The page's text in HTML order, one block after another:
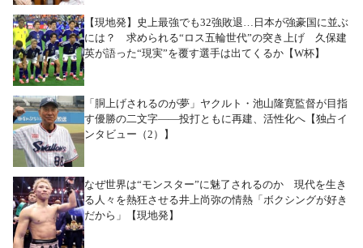
【現地発】史上最強でも32強敗退…日本が強豪国に並ぶ
には？ 求められる“ロス五輪世代”の突き上げ 久保建
英が語った“現実”を覆す選手は出てくるか【W杯】
「胴上げされるのが夢」ヤクルト・池山隆寛監督が目指
す優勝の二文字――投打ともに再建、活性化へ【独占イ
ンタビュー（2）】
なぜ世界は“モンスター”に魅了されるのか 現代を生き
る人々を熱狂させる井上尚弥の情熱「ボクシングが好き
だから」【現地発】